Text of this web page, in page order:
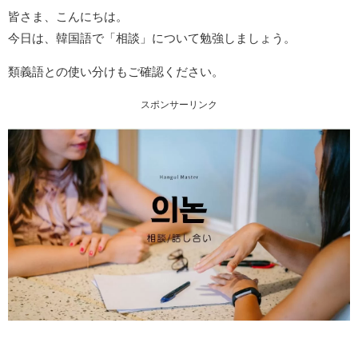
皆さま、こんにちは。
今日は、韓国語で「相談」について勉強しましょう。
類義語との使い分けもご確認ください。
スポンサーリンク